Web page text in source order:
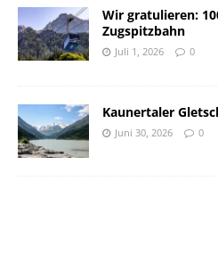
Wir gratulieren:
Zugspitzbahn
Juli 1, 2026 0
Kaunertaler
Juni 30, 2026 0